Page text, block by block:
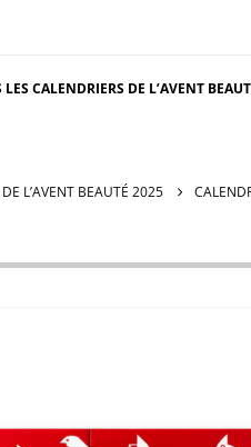
LES CALENDRIERS DE L’AVENT
L’AVENT BEAUTÉ 2025